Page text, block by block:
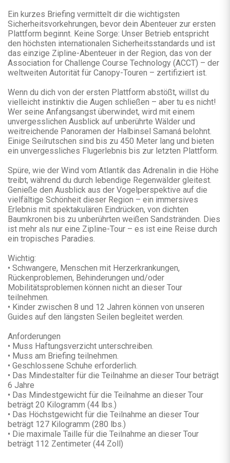
Ein kurzes Briefing vermittelt dir die wichtigsten
Sicherheitsvorkehrungen, bevor dein Abenteuer zur ersten
Plattform beginnt. Keine Sorge: Unser Betrieb entspricht
den höchsten internationalen Sicherheitsstandards und ist
das einzige Zipline-Abenteuer in der Region, das von der
Association for Challenge Course Technology (ACCT) – der
weltweiten Autorität für Canopy-Touren – zertifiziert ist.
Wenn du dich von der ersten Plattform abstößt, willst du
vielleicht instinktiv die Augen schließen – aber tu es nicht!
Wer seine Anfangsangst überwindet, wird mit einem
unvergesslichen Ausblick auf unberührte Wälder und
weitreichende Panoramen der Halbinsel Samaná belohnt.
Einige Seilrutschen sind bis zu 450 Meter lang und bieten
ein unvergessliches Flugerlebnis bis zur letzten Plattform.
Spüre, wie der Wind vom Atlantik das Adrenalin in die Höhe
treibt, während du durch lebendige Regenwälder gleitest.
Genieße den Ausblick aus der Vogelperspektive auf die
vielfältige Schönheit dieser Region – ein immersives
Erlebnis mit spektakulären Eindrücken, von dichten
Baumkronen bis zu unberührten weißen Sandstränden. Dies
ist mehr als nur eine Zipline-Tour – es ist eine Reise durch
ein tropisches Paradies.
Wichtig:
• Schwangere, Menschen mit Herzerkrankungen,
Rückenproblemen, Behinderungen und/oder
Mobilitätsproblemen können nicht an dieser Tour
teilnehmen.
• Kinder zwischen 8 und 12 Jahren können von unseren
Guides auf den längsten Seilen begleitet werden.
Anforderungen
• Muss Haftungsverzicht unterschreiben.
• Muss am Briefing teilnehmen.
• Geschlossene Schuhe erforderlich.
• Das Mindestalter für die Teilnahme an dieser Tour beträgt
6 Jahre
• Das Mindestgewicht für die Teilnahme an dieser Tour
beträgt 20 Kilogramm (44 lbs.)
• Das Höchstgewicht für die Teilnahme an dieser Tour
beträgt 127 Kilogramm (280 lbs.)
• Die maximale Taille für die Teilnahme an dieser Tour
beträgt 112 Zentimeter (44 Zoll)